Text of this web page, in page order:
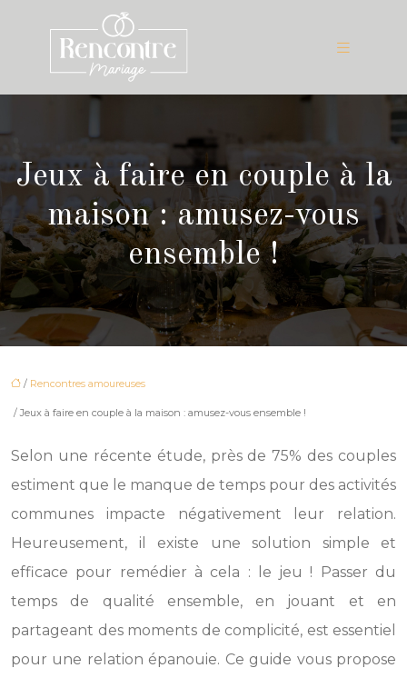
Jeux à faire en couple à la
maison : amusez-vous
ensemble !
/ Rencontres amoureuses
/ Jeux à faire en couple à la maison : amusez-vous ensemble !
Selon une récente étude, près de 75% des couples
estiment que le manque de temps pour des activités
communes impacte négativement leur relation.
Heureusement, il existe une solution simple et
efficace pour remédier à cela : le jeu ! Passer du
temps de qualité ensemble, en jouant et en
partageant des moments de complicité, est essentiel
pour une relation épanouie. Ce guide vous propose